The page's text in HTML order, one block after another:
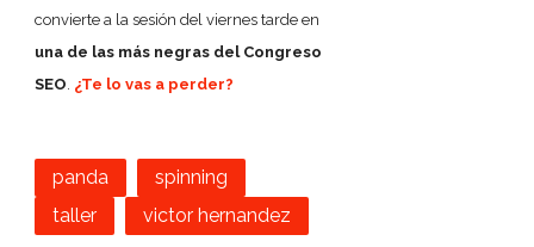
convierte a la sesión del viernes tarde en
una de las más negras del Congreso
SEO. ¿Te lo vas a perder?
panda
spinning
taller
victor hernandez